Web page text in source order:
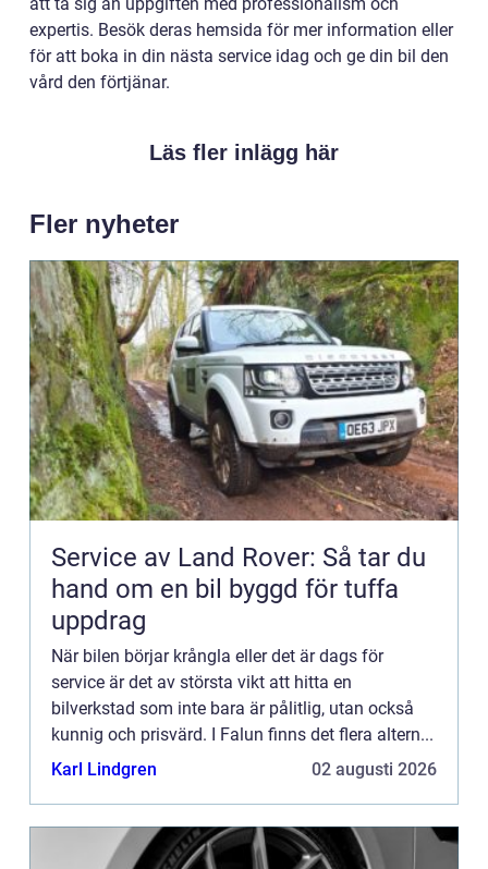
expertis. Besök deras hemsida för mer information eller
för att boka in din nästa service idag och ge din bil den
vård den förtjänar.
Läs fler inlägg här
Fler nyheter
Service av Land Rover: Så tar du
hand om en bil byggd för tuffa
uppdrag
När bilen börjar krångla eller det är dags för
service är det av största vikt att hitta en
bilverkstad som inte bara är pålitlig, utan också
kunnig och prisvärd. I Falun finns det flera altern...
Karl Lindgren
02 augusti 2026